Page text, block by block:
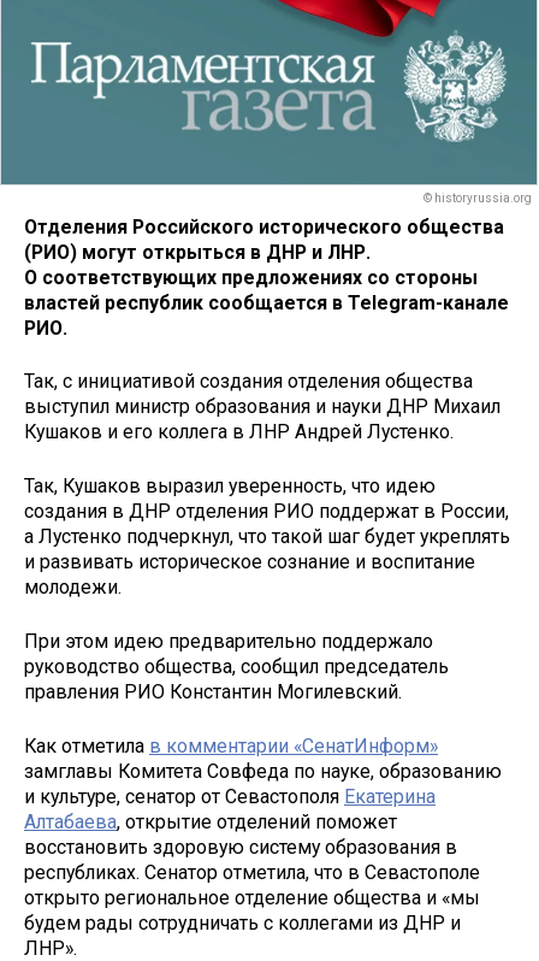
© historyrussia.org
Отделения Российского исторического общества
(РИО) могут открыться в ДНР и ЛНР.
О соответствующих предложениях со стороны
властей республик сообщается в Telegram-канале
РИО.
Так, с инициативой создания отделения общества
выступил министр образования и науки ДНР Михаил
Кушаков и его коллега в ЛНР Андрей Лустенко.
Так, Кушаков выразил уверенность, что идею
создания в ДНР отделения РИО поддержат в России,
а Лустенко подчеркнул, что такой шаг будет укреплять
и развивать историческое сознание и воспитание
молодежи.
При этом идею предварительно поддержало
руководство общества, сообщил председатель
правления РИО Константин Могилевский.
Как отметила в комментарии «СенатИнформ»
замглавы Комитета Совфеда по науке, образованию
и культуре, сенатор от Севастополя Екатерина
Алтабаева, открытие отделений поможет
восстановить здоровую систему образования в
республиках. Сенатор отметила, что в Севастополе
открыто региональное отделение общества и «мы
будем рады сотрудничать с коллегами из ДНР и
ЛНР».